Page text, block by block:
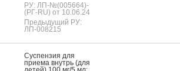
РУ: ЛП-№(005664)-
(РГ-RU) от 10.06.24
Предыдущий РУ:
ЛП-008215
Сус­пензия для
при­ема внутрь (для